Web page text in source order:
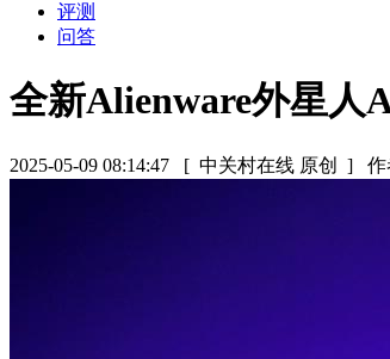
评测
问答
全新Alienware外星人
2025-05-09 08:14:47 [ 中关村在线 原创 ] 作